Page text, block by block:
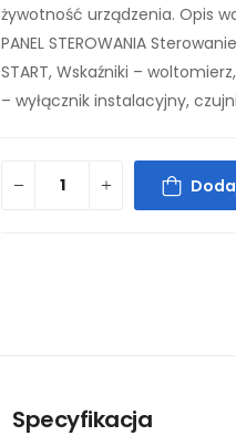
żywotność urządzenia. Opis
PANEL STEROWANIA
START, Wskaźniki –
– wyłącznik instalacyjny,
Specyfikacja